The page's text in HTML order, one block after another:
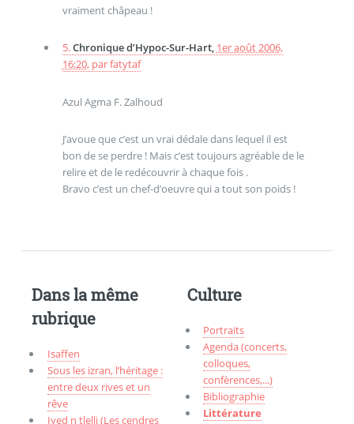
vraiment châpeau !
5.Chronique d’Hypoc-Sur-Hart, 1er août 2006,
16:20, parfatytaf
Azul Agma F. Zalhoud
J’avoue que c’est un vrai dédale dans lequel il est
bon de se perdre ! Mais c’est toujours agréable de le
relire et de le redécouvrir à chaque fois .
Bravo c’est un chef-d’oeuvre qui a tout son poids !
Dans la même
rubrique
Isaffen
Sous les izran, l’héritage :
entre deux rives et un
rêve
Iγed n tlelli (Les cendres
Culture
Portraits
Agenda (concerts,
colloques,
confèrences,...)
Bibliographie
Littérature